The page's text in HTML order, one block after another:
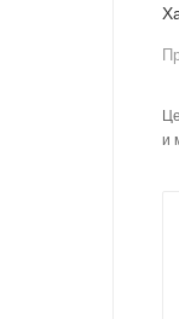
и